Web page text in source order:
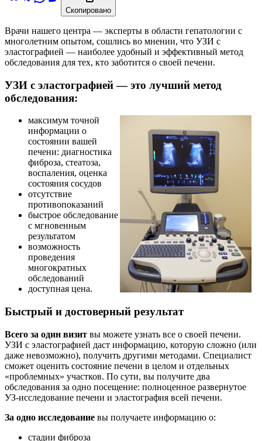
Скопировано
Врачи нашего центра — эксперты в области гепатологии с
многолетним опытом, сошлись во мнении, что УЗИ с
эластографией — наиболее удобный и эффективный метод
обследования для тех, кто заботится о своей печени.
УЗИ с эластографией — это лучший метод
обследования:
максимум точной
информации о
состоянии вашей
печени: диагностика
фиброза, стеатоза,
воспаления, оценка
состояния сосудов
отсутствие
противопоказаний
быстрое обследование
с мгновенным
результатом
возможность
проведения
многократных
обследований
доступная цена.
Быстрый и достоверный результат
Всего за один визит вы можете узнать все о своей печени.
УЗИ с эластографией даст информацию, которую сложно (или
даже невозможно), получить другими методами. Специалист
сможет оценить состояние печени в целом и отдельных
«проблемных» участков. По сути, вы получите два
обследования за одно посещение: полноценное развернутое
УЗ-исследование печени и эластография всей печени.
За одно исследование вы получаете информацию о:
стадии фиброза